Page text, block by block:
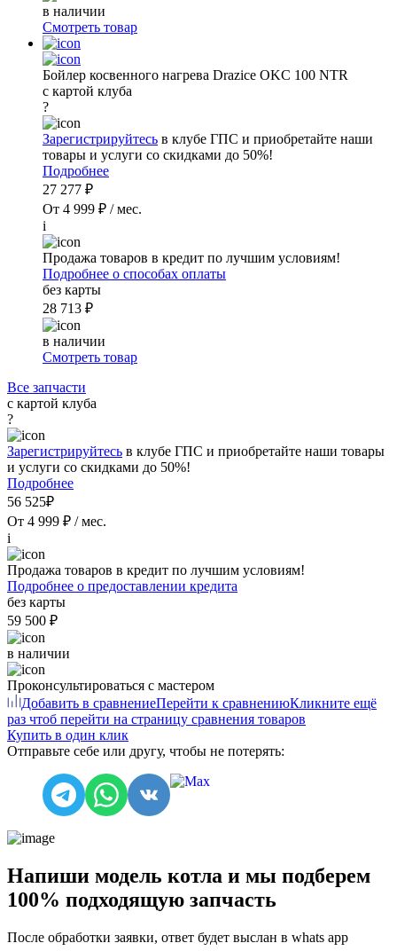
в наличии
Смотреть товар
Бойлер косвенного нагрева Drazice OKC 100 NTR
с картой клуба
?
Зарегистрируйтесь в клубе ГПС и приобретайте наши
товары и услуги со скидками до 50%!
Подробнее
27 277 ₽
От 4 999 ₽ / мес.
i
Продажа товаров в кредит по лучшим условиям!
Подробнее о способах оплаты
без карты
28 713 ₽
в наличии
Смотреть товар
Все запчасти
с картой клуба
?
Зарегистрируйтесь в клубе ГПС и приобретайте наши товары
и услуги со скидками до 50%!
Подробнее
56 525₽
От 4 999 ₽ / мес.
i
Продажа товаров в кредит по лучшим условиям!
Подробнее о предоставлении кредита
без карты
59 500 ₽
в наличии
Проконсультироваться с мастером
Добавить в сравнениеПерейти к сравнениюКликните ещё
раз чтоб перейти на страницу сравнения товаров
Купить в один клик
Отправьте себе или другу, чтобы не потерять:
Напиши модель котла и мы подберем
100% подходящую запчасть
После обработки заявки, ответ будет выслан в whats app